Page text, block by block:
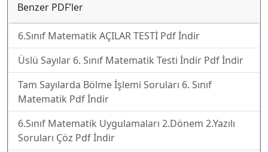
Benzer PDF’ler
6.Sınıf Matematik AÇILAR TESTİ Pdf İndir
Üslü Sayılar 6. Sınıf Matematik Testi İndir Pdf İndir
Tam Sayılarda Bölme İşlemi Soruları 6. Sınıf
Matematik Pdf İndir
6.Sınıf Matematik Uygulamaları 2.Dönem 2.Yazılı
Soruları Çöz Pdf İndir